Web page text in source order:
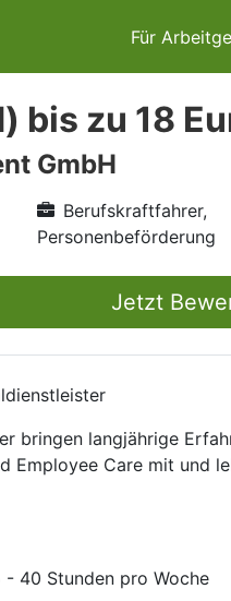
Für
bis zu 18
GmbH
Berufskraftfahrer,
Personenbeförderung
Jetzt
bringen langjährige
Employee Care mit und
40 Stunden pro Woche